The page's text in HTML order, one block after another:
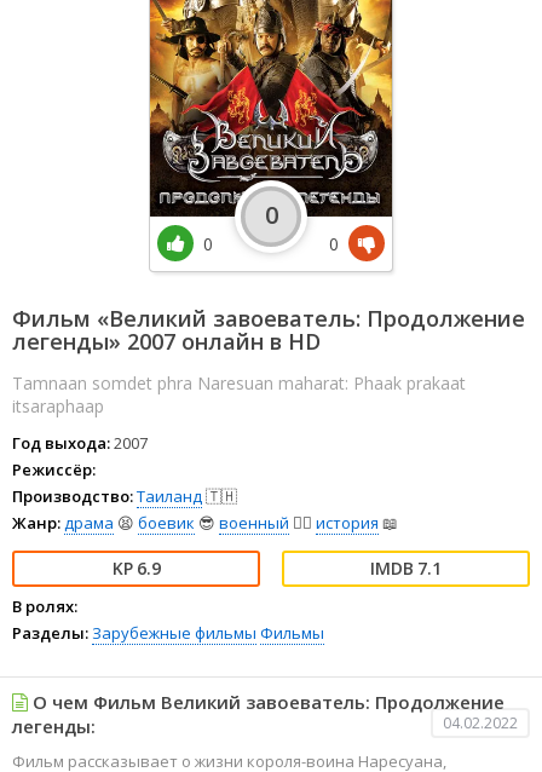
Фильм «Великий завоеватель: Продолжение
легенды» 2007 онлайн в HD
Tamnaan somdet phra Naresuan maharat: Phaak prakaat
itsaraphaap
Год выхода:2007
Режиссёр:
Производство:Таиланд🇹🇭
Жанр:драма 😫 боевик 😎 военный 👨‍✈️ история 📖
6.9 7.1
В ролях:
Разделы: Зарубежные фильмы Фильмы
0
0
0
О чем Фильм Великий завоеватель: Продолжение
легенды:
04.02.2022
Фильм рассказывает о жизни короля-воина Наресуана,